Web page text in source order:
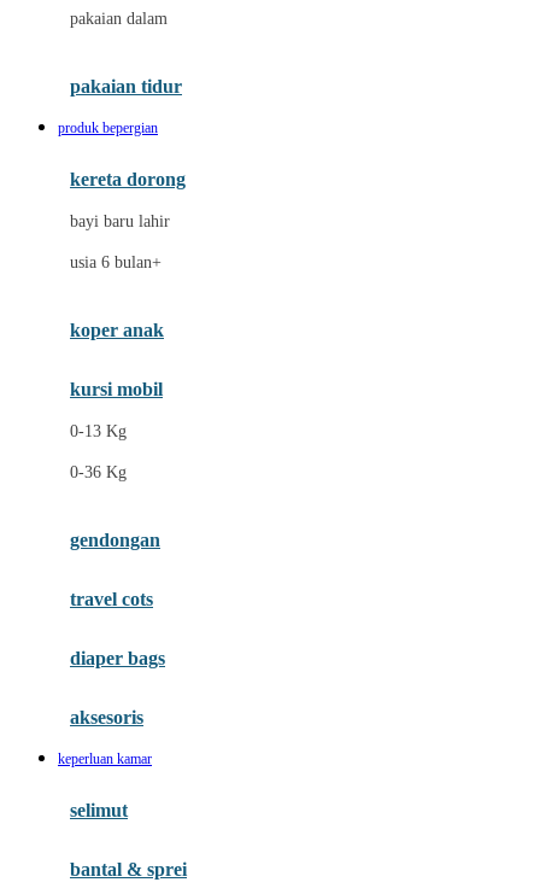
Doona
Down To Earth
E
ELC
Ergobaby
Eufy
Expert Care
Fisher Price
Flipper
Fuggler
Gabby's Doll House
Geko
pakaian dalam
pakaian tidur
produk bepergian
kereta dorong
bayi baru lahir
usia 6 bulan+
koper anak
kursi mobil
0-13 Kg
0-36 Kg
gendongan
travel cots
diaper bags
aksesoris
keperluan kamar
selimut
bantal & sprei